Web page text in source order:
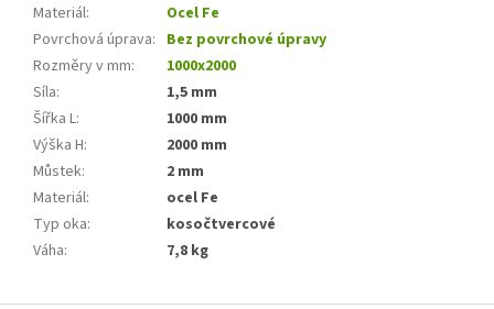
Materiál:
Ocel Fe
Povrchová úprava: Bez povrchové úpravy
Rozměry v mm:
1000x2000
Síla:
1,5 mm
Šířka L:
1000 mm
Výška H:
2000 mm
Můstek:
2 mm
Materiál:
ocel Fe
Typ oka:
kosočtvercové
Váha: 7,8 kg